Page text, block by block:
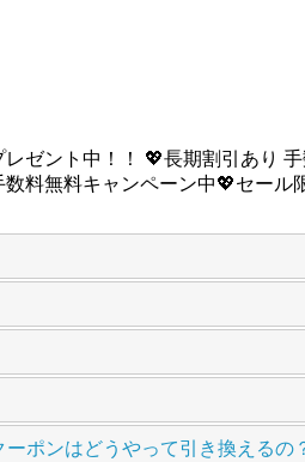
ゼント中！！ 💖長期割引あり
料無料キャンペーン中💖セール
ポンはどうやって引き換えるの